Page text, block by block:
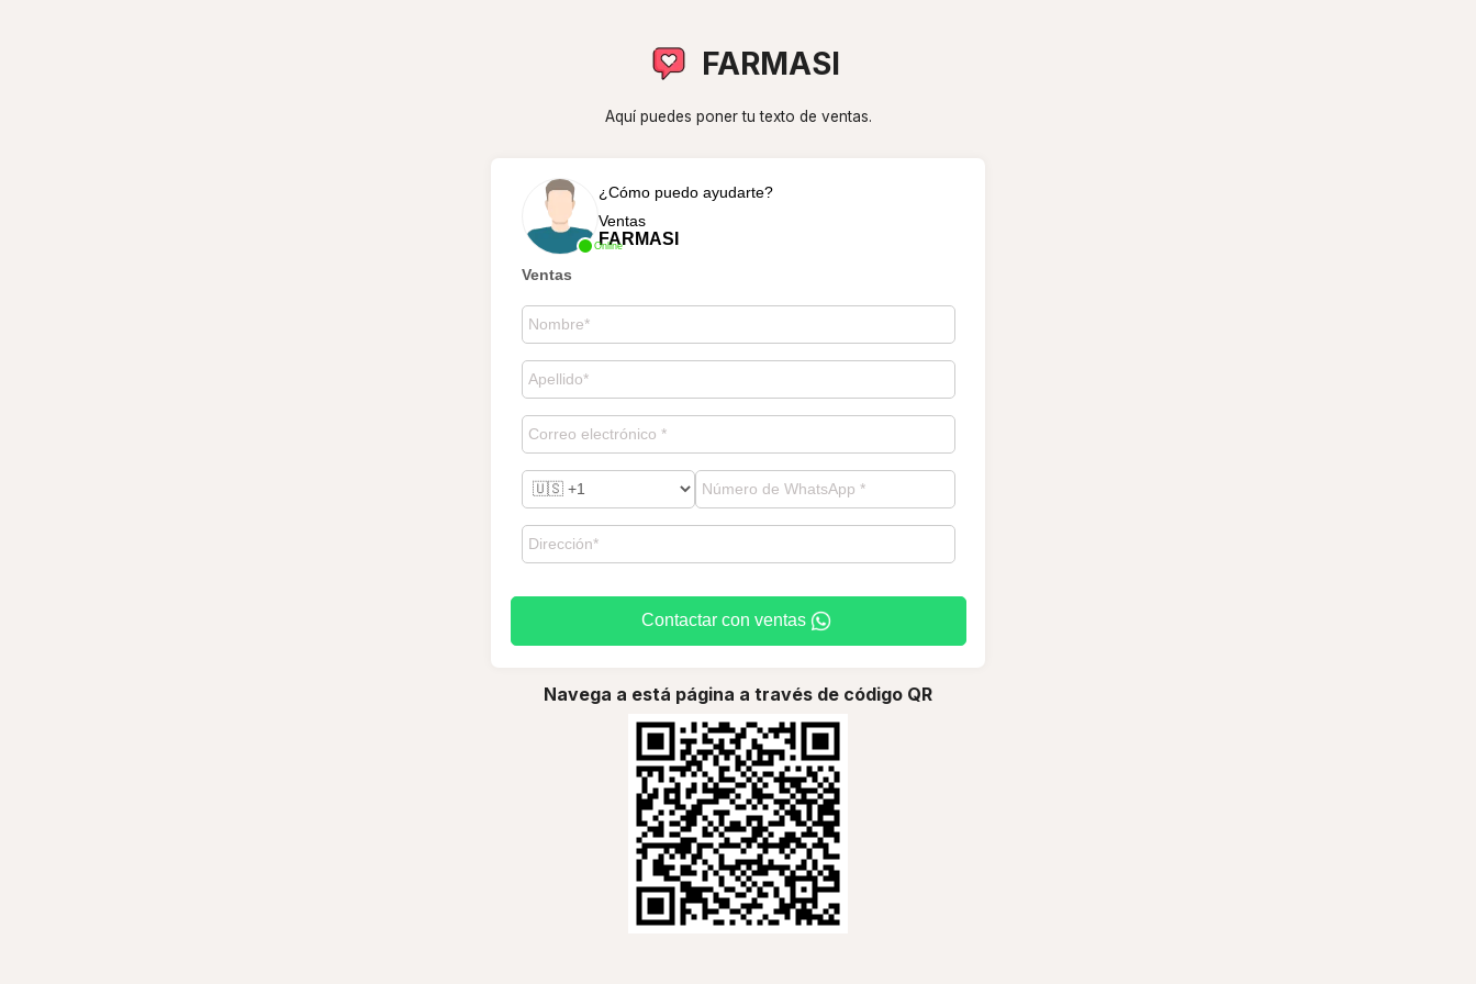
FARMASI
Aquí puedes poner tu texto de ventas.
Online
¿Cómo puedo ayudarte?
Ventas
FARMASI
Ventas
Contactar con ventas
Navega a está página a través de código QR